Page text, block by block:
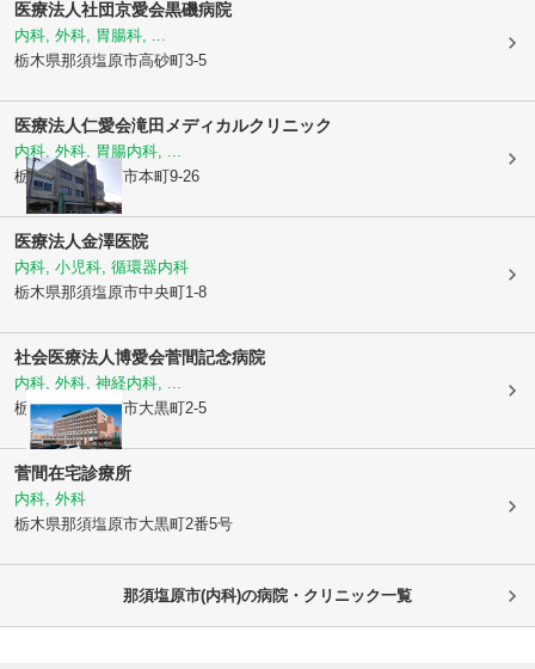
医療法人社団京愛会黒磯病院
内科, 外科, 胃腸科, ...
栃木県那須塩原市高砂町3-5
医療法人仁愛会滝田メディカルクリニック
内科, 外科, 胃腸内科, ...
栃木県那須塩原市本町9-26
医療法人金澤医院
内科, 小児科, 循環器内科
栃木県那須塩原市中央町1-8
社会医療法人博愛会菅間記念病院
内科, 外科, 神経内科, ...
栃木県那須塩原市大黒町2-5
菅間在宅診療所
内科, 外科
栃木県那須塩原市大黒町2番5号
那須塩原市(内科)の病院・クリニック一覧